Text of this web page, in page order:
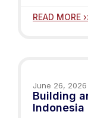
READ MORE
June 26, 2026
Building
Indonesia